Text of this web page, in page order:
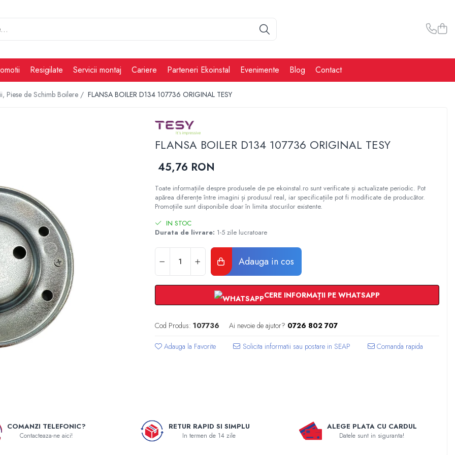
Resigilate Servicii montaj Cariere Parteneri Ekoinstal Evenimente Blog Contact
Piese de Schimb Boilere / FLANSA BOILER D134 107736 ORIGINAL TESY
FLANSA BOILER D134 107736 ORIGINAL TESY
45,76 RON
Toate informațiile despre produsele de pe ekoinstal.ro sunt verificate și actualizate periodic. Pot
apărea diferențe între imagini și produsul real, iar specificațiile pot fi modificate de producător.
Promoțiile sunt disponibile doar în limita stocurilor existente.
IN STOC
Durata de livrare: 1-5 zile lucratoare
Adauga in cos
CERE INFORMAȚII PE WHATSAPP
Cod Produs: 107736 Ai nevoie de ajutor? 0726 802 707
Adauga la Favorite Comanda rapida
COMANZI TELEFONIC?
Contacteaza-ne aici!
RETUR RAPID SI SIMPLU
In termen de 14 zile
ALEGE PLATA CU CARDUL
Datele sunt in siguranta!